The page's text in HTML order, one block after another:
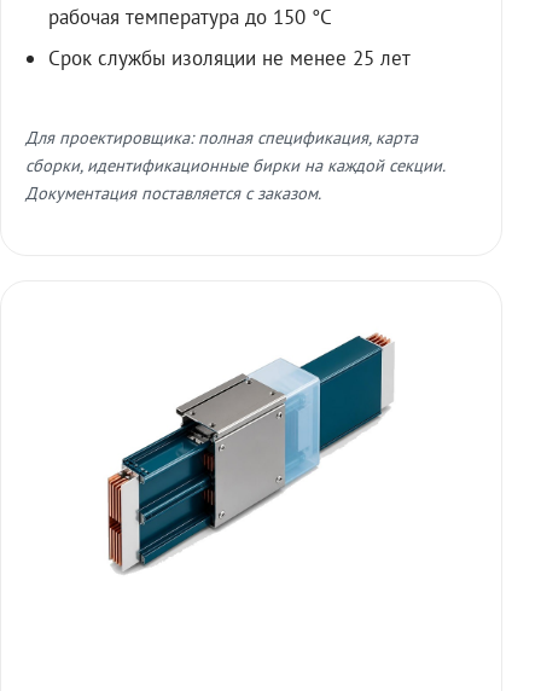
рабочая температура до 150 °C
Срок службы изоляции не менее 25 лет
Для проектировщика: полная спецификация, карта
сборки, идентификационные бирки на каждой секции.
Документация поставляется с заказом.